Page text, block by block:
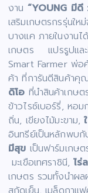
งาน “YOUNG มีดี
เสริมเกษตรกรรุ่นใ
บางแค ภายในงาน
เกษตร แปรรูปและ
Smart Farmer พ่
ค้า ที่การันตีสินค้า
ดิโอ ที่นำสินค้าเกษ
ข้าวไรซ์เบอร์รี่, หอ
ถิ่น, เขียงไม้มะขาม,
อินทรีย์เป็นหลักพบกั
มีสุข เป็นฟาร์มเกษ
มะเขือเทศราชินี,ไร่
เกษตร รวมทั้งนำผ